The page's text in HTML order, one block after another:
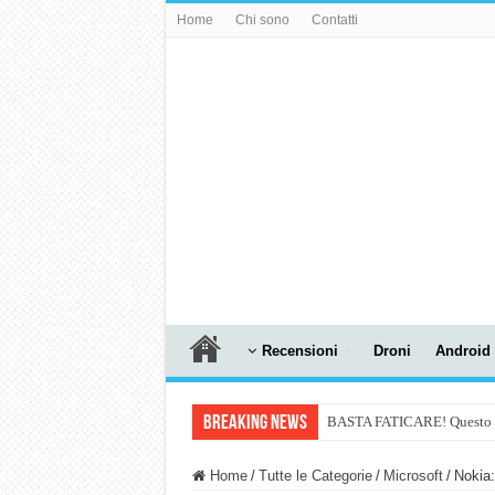
Home Chi sono Contatti
Recensioni Droni Android
Breaking News BASTA FATICARE!
Home / Tutte le Categorie / Microsoft /